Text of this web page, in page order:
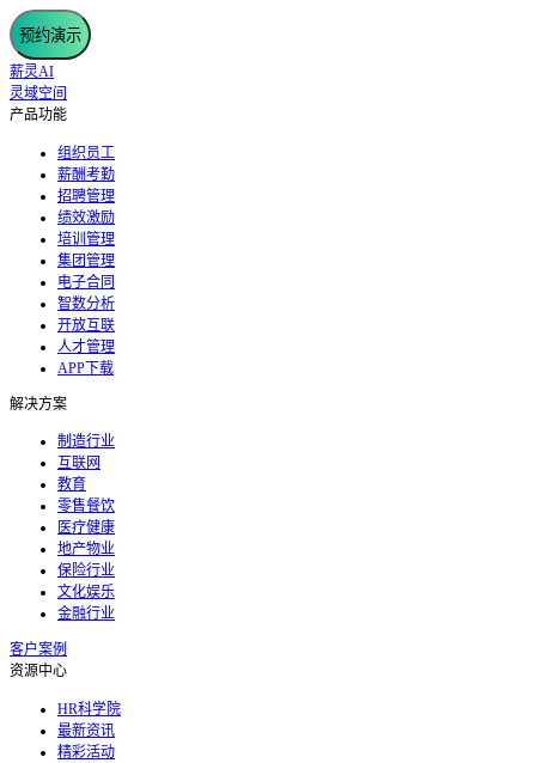
预约演示
薪灵AI
灵域空间
产品功能
组织员工
薪酬考勤
招聘管理
绩效激励
培训管理
集团管理
电子合同
智数分析
开放互联
人才管理
APP下载
解决方案
制造行业
互联网
教育
零售餐饮
医疗健康
地产物业
保险行业
文化娱乐
金融行业
客户案例
资源中心
HR科学院
最新资讯
精彩活动